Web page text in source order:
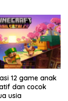
12 game anak
dan cocok
usia